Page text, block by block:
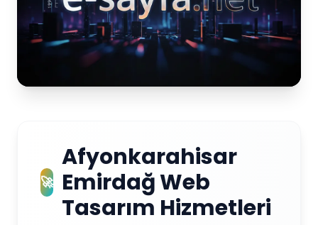
🚀
Afyonkarahisar
Emirdağ Web
Tasarım Hizmetleri